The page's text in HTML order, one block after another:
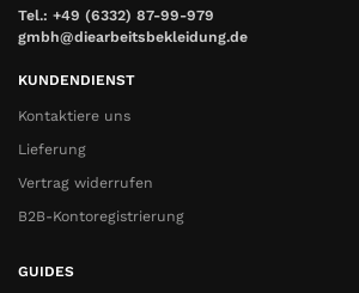
Tel.: +49 (6332) 87-99-979
gmbh@diearbeitsbekleidung.de
KUNDENDIENST
Kontaktiere uns
Lieferung
Vertrag widerrufen
B2B-Kontoregistrierung
GUIDES